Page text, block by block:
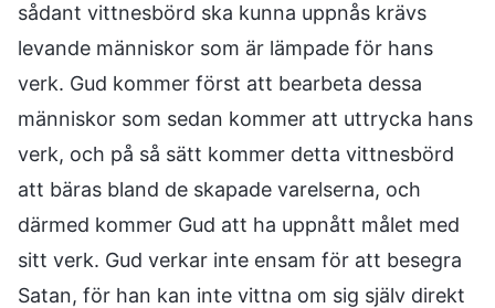
sådant vittnesbörd ska kunna uppnås krävs
levande människor som är lämpade för hans
verk. Gud kommer först att bearbeta dessa
människor som sedan kommer att uttrycka hans
verk, och på så sätt kommer detta vittnesbörd
att bäras bland de skapade varelserna, och
därmed kommer Gud att ha uppnått målet med
sitt verk. Gud verkar inte ensam för att besegra
Satan, för han kan inte vittna om sig själv direkt